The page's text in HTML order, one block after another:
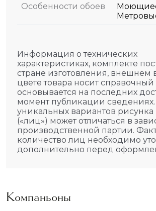
Особенности обоев
Информация о технических
характеристиках, комплекте
стране изготовления, внешнем
цвете товара носит справочный
основывается на последних
момент публикации сведениях.
уникальных вариантов рисунка
(«лиц») может отличаться в
производственной партии.
количество лиц необходимо
дополнительно перед
Компаньоны